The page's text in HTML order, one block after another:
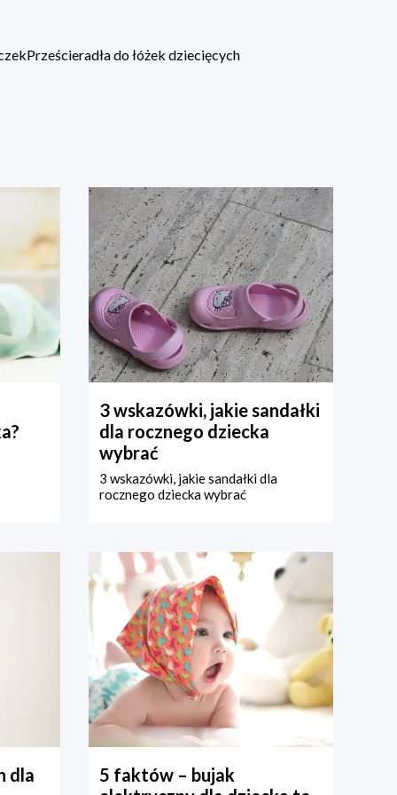
Prześcieradła do łóżek dziecięcych
3 wskazówki, jakie sandałki
dla rocznego dziecka
wybrać
3 wskazówki, jakie sandałki dla
rocznego dziecka wybrać
dla
5 faktów – bujak